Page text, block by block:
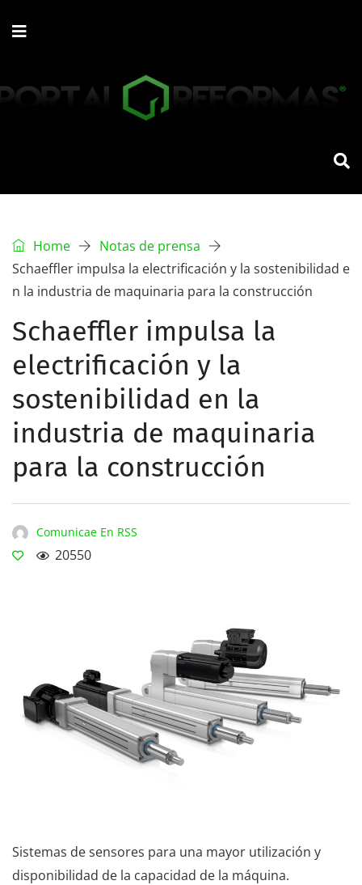
Home
Notas de prensa
Schaeffler impulsa la electrificación y la sostenibilidad e
n la industria de maquinaria para la construcción
Schaeffler impulsa la
electrificación y la
sostenibilidad en la
industria de maquinaria
para la construcción
Comunicae En RSS
20550
Sistemas de sensores para una mayor utilización y
disponibilidad de la capacidad de la máquina.